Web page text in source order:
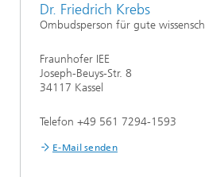
Dr. Friedrich Krebs
Ombudsperson für gute
Fraunhofer IEE
Joseph-Beuys-Str. 8
34117 Kassel
Telefon +49 561 7294-1593
E-Mail senden